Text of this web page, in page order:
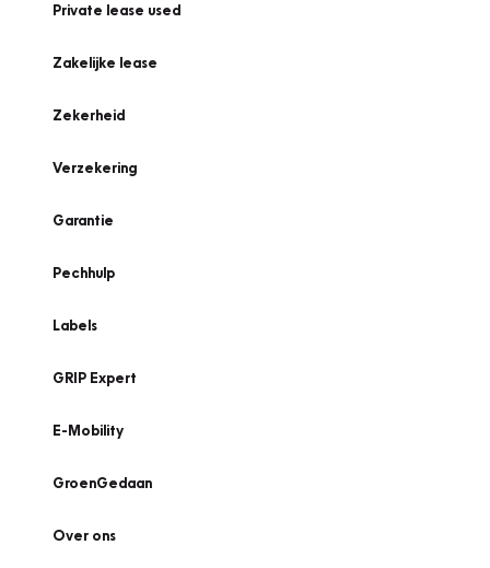
Private lease used
Zakelijke lease
Zekerheid
Verzekering
Garantie
Pechhulp
Labels
GRIP Expert
E-Mobility
GroenGedaan
Over ons